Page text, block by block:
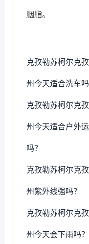
胭脂。
克孜勒苏柯尔克
州今天适合洗车吗
克孜勒苏柯尔克
州今天适合户外
吗？
克孜勒苏柯尔克
州紫外线强吗？
克孜勒苏柯尔克
州今天会下雨吗？